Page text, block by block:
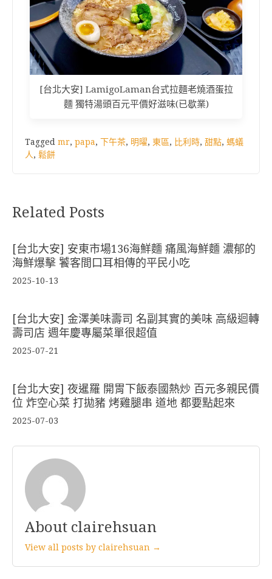
[台北大安] LamigoLaman台式拉麵老燒酒蛋拉
麵 獨特湯頭百元平價好滋味(已歇業)
Tagged mr, papa, 下午茶, 明曜, 東區, 比利時, 甜點, 螞蟻
人, 鬆餅
Related Posts
[台北大安] 安東市場136海鮮麵 痛風海鮮麵 濃郁的
海鮮爆擊 饕客間口耳相傳的平民小吃
2025-10-13
[台北大安] 金澤美味壽司 名副其實的美味 高級迴轉
壽司店 週年慶專屬菜單很超值
2025-07-21
[台北大安] 夜暹羅 開胃下飯泰國熱炒 百元多親民價
位 炸空心菜 打拋豬 烤雞腿串 道地 都要點起來
2025-07-03
About clairehsuan
View all posts by clairehsuan →